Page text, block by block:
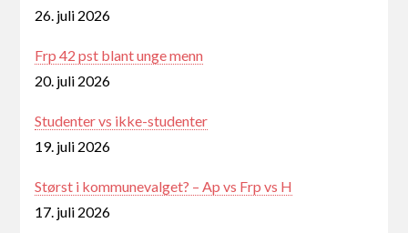
26. juli 2026
Frp 42 pst blant unge menn
20. juli 2026
Studenter vs ikke-studenter
19. juli 2026
Størst i kommunevalget? – Ap vs Frp vs H
17. juli 2026